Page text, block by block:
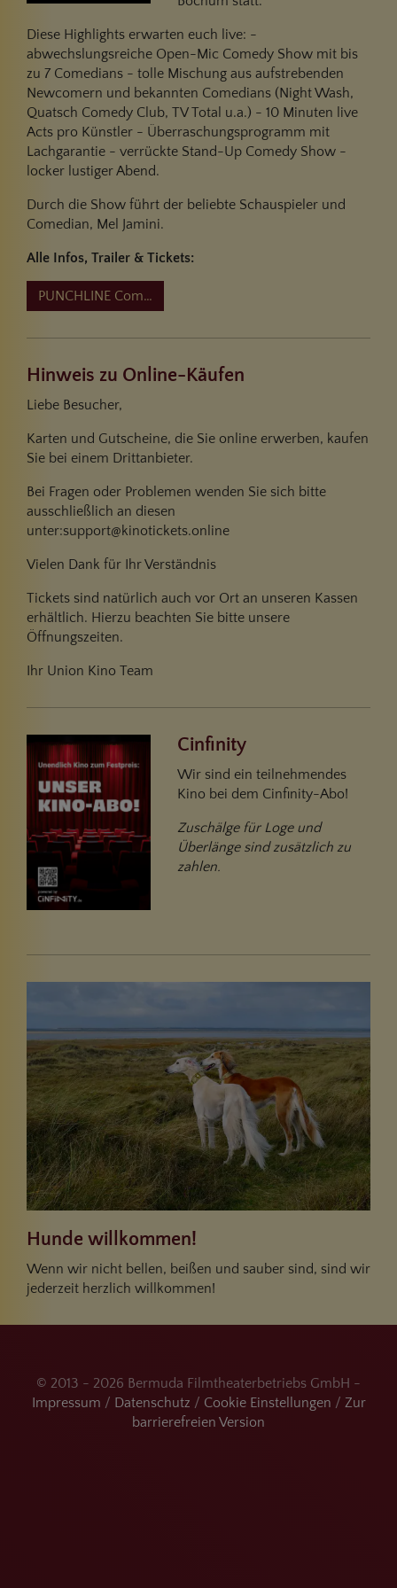
Diese Highlights erwarten euch live: -
abwechslungsreiche Open-Mic Comedy Show mit bis
zu 7 Comedians - tolle Mischung aus aufstrebenden
Newcomern und bekannten Comedians (Night Wash,
Quatsch Comedy Club, TV Total u.a.) - 10 Minuten live
Acts pro Künstler - Überraschungsprogramm mit
Lachgarantie - verrückte Stand-Up Comedy Show -
locker lustiger Abend.
Durch die Show führt der beliebte Schauspieler und
Comedian, Mel Jamini.
Alle Infos, Trailer & Tickets:
PUNCHLINE Comedy Show
Hinweis zu Online-Käufen
Liebe Besucher,
Karten und Gutscheine, die Sie online erwerben, kaufen
Sie bei einem Drittanbieter.
Bei Fragen oder Problemen wenden Sie sich bitte
ausschließlich an diesen
unter:support@kinotickets.online
Vielen Dank für Ihr Verständnis
Tickets sind natürlich auch vor Ort an unseren Kassen
erhältlich. Hierzu beachten Sie bitte unsere
Öffnungszeiten.
Ihr Union Kino Team
Cinfinity
Wir sind ein teilnehmendes
Kino bei dem Cinfinity-Abo!
Zuschälge für Loge und
Überlänge sind zusätzlich zu
zahlen.
Hunde willkommen!
Wenn wir nicht bellen, beißen und sauber sind, sind wir
jederzeit herzlich willkommen!
© 2013 - 2026 Bermuda Filmtheaterbetriebs GmbH -
Impressum / Datenschutz / Cookie Einstellungen / Zur
barrierefreien Version